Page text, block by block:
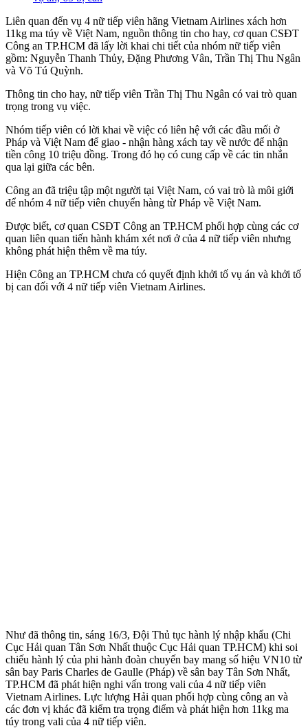
Liên quan đến vụ 4 nữ tiế‌p viê‌n hãng Vietnam Airlines xách hơn
11kg m‌a tú‌y về Việt Nam, nguồn thông tin cho hay, cơ quan CSĐT
Công an TP.HCM đã lấy lời khai chi tiết của nhóm nữ tiế‌p viê‌n
gồm: Nguyễn Thanh Thủy, Đặng Phương Vân, Trần Thị Thu Ngân
và Võ Tú Quỳnh.
Thông tin cho hay, nữ tiế‌p viê‌n Trần Thị Thu Ngân có vai trò quan
trọng trong vụ việc.
Nhóm tiế‌p viê‌n có lời khai về việc có liên hệ với các đầu mối ở
Pháp và Việt Nam để giao - nhận hàng xách tay về nước để nhận
tiền công 10 triệu đồng. Trong đó họ có cung cấp về các tin nhắn
qua lại giữa các bên.
Công an đã triệu tập một người tại Việt Nam, có vai trò là môi giới
để nhóm 4 nữ tiế‌p viê‌n chuyển hàng từ Pháp về Việt Nam.
Được biết, cơ quan CSĐT Công an TP.HCM phối hợp cùng các cơ
quan liên quan tiến hành khám xét nơi ở của 4 nữ tiế‌p viê‌n nhưng
không phát hiện thêm về m‌a tú‌y.
Hiện Công an TP.HCM chưa có quyết định khởi tố vụ án và khởi tố
bị can đối với 4 nữ tiế‌p viê‌n Vietnam Airlines.
Như đã thông tin, sáng 16/3, Đội Thủ tục hành lý nhập khẩu (Chi
Cục Hải quan Tân Sơn Nhất thuộc Cục Hải quan TP.HCM) khi soi
chiếu hành lý của phi hành đoàn chuyến bay mang số hiệu VN10 từ
sân bay Paris Charles de Gaulle (Pháp) về sân bay Tân Sơn Nhất,
TP.HCM đã phát hiện nghi vấn trong vali của 4 nữ tiế‌p viê‌n
Vietnam Airlines. Lực lượng Hải quan phối hợp cùng công an và
các đơn vị khác đã kiểm tra trọng điểm và phát hiện hơn 11kg m‌a
tú‌y trong vali của 4 nữ tiế‌p viê‌n.